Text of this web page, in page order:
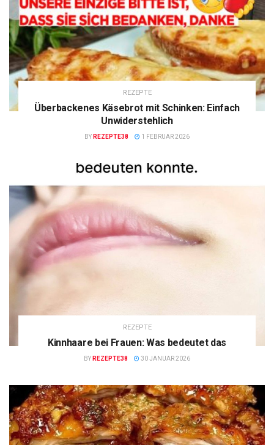
REZEPTE
Überbackenes Käsebrot mit Schinken: Einfach
Unwiderstehlich
BY REZEPTE38 1 FEBRUAR 2026
REZEPTE
Kinnhaare bei Frauen: Was bedeutet das
BY REZEPTE38 30 JANUAR 2026